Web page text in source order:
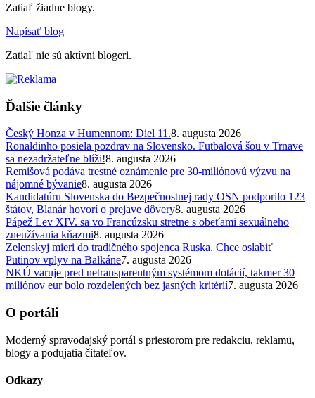
Zatiaľ žiadne blogy.
Napísať blog
Zatiaľ nie sú aktívni blogeri.
Ďalšie články
Český Honza v Humennom: Diel 11.8. augusta 2026
Ronaldinho posiela pozdrav na Slovensko. Futbalová šou v Trnave
sa nezadržateľne blíži!8. augusta 2026
Remišová podáva trestné oznámenie pre 30-miliónovú výzvu na
nájomné bývanie8. augusta 2026
Kandidatúru Slovenska do Bezpečnostnej rady OSN podporilo 123
štátov, Blanár hovorí o prejave dôvery8. augusta 2026
Pápež Lev XIV. sa vo Francúzsku stretne s obeťami sexuálneho
zneužívania kňazmi8. augusta 2026
Zelenskyj mieri do tradičného spojenca Ruska. Chce oslabiť
Putinov vplyv na Balkáne7. augusta 2026
NKÚ varuje pred netransparentným systémom dotácií, takmer 30
miliónov eur bolo rozdelených bez jasných kritérií7. augusta 2026
O portáli
Moderný spravodajský portál s priestorom pre redakciu, reklamu,
blogy a podujatia čitateľov.
Odkazy